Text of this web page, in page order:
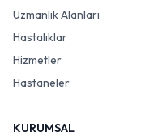
Uzmanlık Alanları
Hastalıklar
Hizmetler
Hastaneler
KURUMSAL